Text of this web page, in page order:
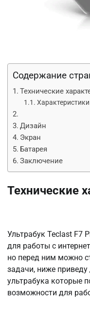
Содержание
Технические
Характеристики
Дизайн
Экран
Батарея
Заключение
Технические
Ультрабук Teclast F7
для работы с
но перед ним можно
задачи, ниже
ультрабука которые
возможности для